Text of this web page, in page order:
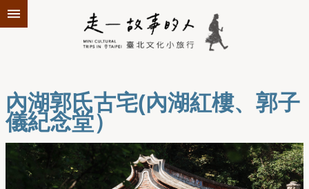
跳到主要內容區塊
內湖郭氏古宅(內湖紅樓、郭子
儀紀念堂）